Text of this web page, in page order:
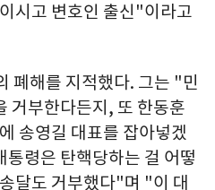
시고 변호인 출신"이라고
폐해를 지적했다. 그는 "민
거부한다든지, 또 한동훈
송영길 대표를 잡아넣겠
통령은 탄핵당하는 걸 어떻
달도 거부했다"며 "이 대